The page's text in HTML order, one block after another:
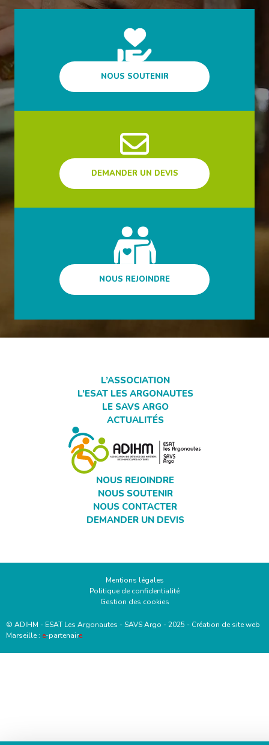
NOUS SOUTENIR
DEMANDER UN DEVIS
NOUS REJOINDRE
L’ASSOCIATION
L’ESAT LES ARGONAUTES
LE SAVS ARGO
ACTUALITÉS
NOUS REJOINDRE
NOUS SOUTENIR
NOUS CONTACTER
DEMANDER UN DEVIS
© ADIHM - ESAT Les Argonautes - SAVS Argo - 2025 - Création de site web
Marseille : e-partenaire
Mentions légales
Politique de confidentialité
Gestion des cookies